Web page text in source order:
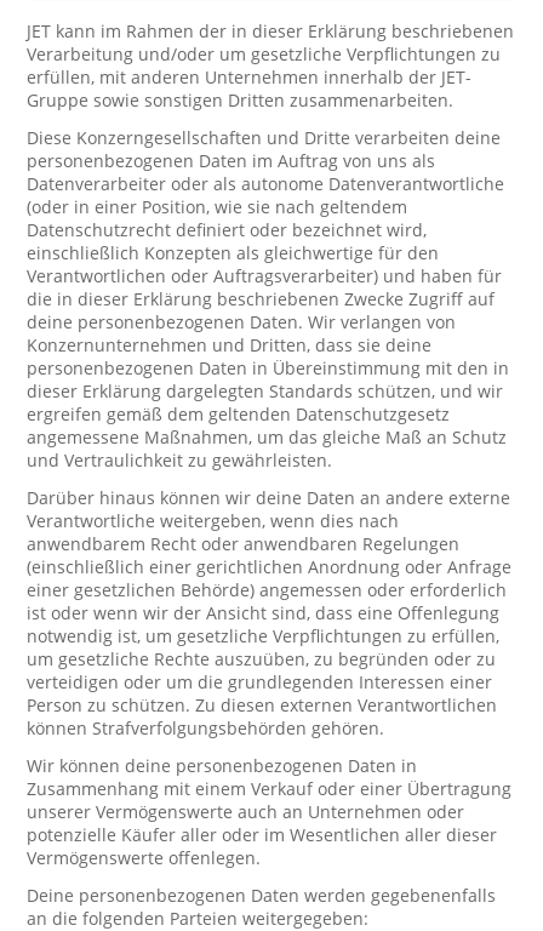
JET kann im Rahmen der in dieser Erklärung beschriebenen
Verarbeitung und/oder um gesetzliche Verpflichtungen zu
erfüllen, mit anderen Unternehmen innerhalb der JET-
Gruppe sowie sonstigen Dritten zusammenarbeiten.
Diese Konzerngesellschaften und Dritte verarbeiten deine
personenbezogenen Daten im Auftrag von uns als
Datenverarbeiter oder als autonome Datenverantwortliche
(oder in einer Position, wie sie nach geltendem
Datenschutzrecht definiert oder bezeichnet wird,
einschließlich Konzepten als gleichwertige für den
Verantwortlichen oder Auftragsverarbeiter) und haben für
die in dieser Erklärung beschriebenen Zwecke Zugriff auf
deine personenbezogenen Daten. Wir verlangen von
Konzernunternehmen und Dritten, dass sie deine
personenbezogenen Daten in Übereinstimmung mit den in
dieser Erklärung dargelegten Standards schützen, und wir
ergreifen gemäß dem geltenden Datenschutzgesetz
angemessene Maßnahmen, um das gleiche Maß an Schutz
und Vertraulichkeit zu gewährleisten.
Darüber hinaus können wir deine Daten an andere externe
Verantwortliche weitergeben, wenn dies nach
anwendbarem Recht oder anwendbaren Regelungen
(einschließlich einer gerichtlichen Anordnung oder Anfrage
einer gesetzlichen Behörde) angemessen oder erforderlich
ist oder wenn wir der Ansicht sind, dass eine Offenlegung
notwendig ist, um gesetzliche Verpflichtungen zu erfüllen,
um gesetzliche Rechte auszuüben, zu begründen oder zu
verteidigen oder um die grundlegenden Interessen einer
Person zu schützen. Zu diesen externen Verantwortlichen
können Strafverfolgungsbehörden gehören.
Wir können deine personenbezogenen Daten in
Zusammenhang mit einem Verkauf oder einer Übertragung
unserer Vermögenswerte auch an Unternehmen oder
potenzielle Käufer aller oder im Wesentlichen aller dieser
Vermögenswerte offenlegen.
Deine personenbezogenen Daten werden gegebenenfalls
an die folgenden Parteien weitergegeben: